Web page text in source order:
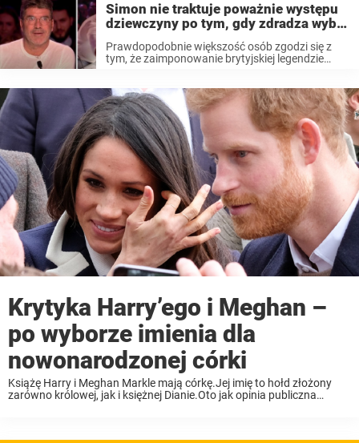
Simon nie traktuje poważnie występu
dziewczyny po tym, gdy zdradza wybór
piosenki – minutę później rzuca się na
„złoty przycisk”
Prawdopodobnie większość osób zgodzi się z
tym, że zaimponowanie brytyjskiej legendzie
krytykuje wybory piosenek, stylizację, czy
występy uczestników. Tak naprawdę lista tego,
...
Krytyka Harry’ego i Meghan –
po wyborze imienia dla
nowonarodzonej córki
Książę Harry i Meghan Markle mają córkę.Jej imię to hołd złożony
zarówno królowej, jak i księżnej Dianie.Oto jak opinia publiczna